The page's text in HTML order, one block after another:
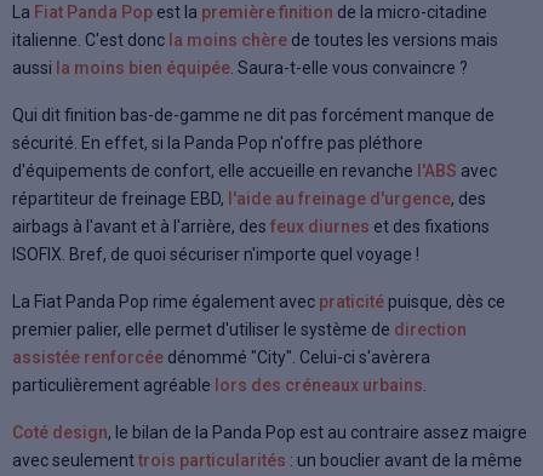
La Fiat Panda Pop est la première finition de la micro-citadine
italienne. C'est donc la moins chère de toutes les versions mais
aussi la moins bien équipée . Saura-t-elle vous convaincre ?
Qui dit finition bas-de-gamme ne dit pas forcément manque de
sécurité. En effet, si la Panda Pop n'offre pas pléthore
d'équipements de confort, elle accueille en revanche l'ABS avec
répartiteur de freinage EBD, l'aide au freinage d'urgence, des
airbags à l'avant et à l'arrière, des feux diurnes et des fixations
ISOFIX. Bref, de quoi sécuriser n'importe quel voyage !
La Fiat Panda Pop rime également avec praticité puisque, dès ce
premier palier, elle permet d'utiliser le système de direction
assistée renforcée dénommé "City". Celui-ci s'avèrera
particulièrement agréable lors des créneaux urbains
Coté design, le bilan de la Panda Pop est au contraire assez maigre
avec seulementtrois particularités : un bouclier avant de la même